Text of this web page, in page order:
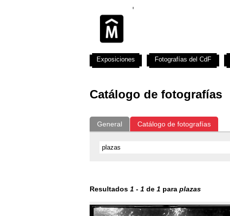
Catálogo de fotografías
General Catálogo de fotografías
Resultados 1 - 1 de 1 para plazas
Exposiciones Fotografías del CdF